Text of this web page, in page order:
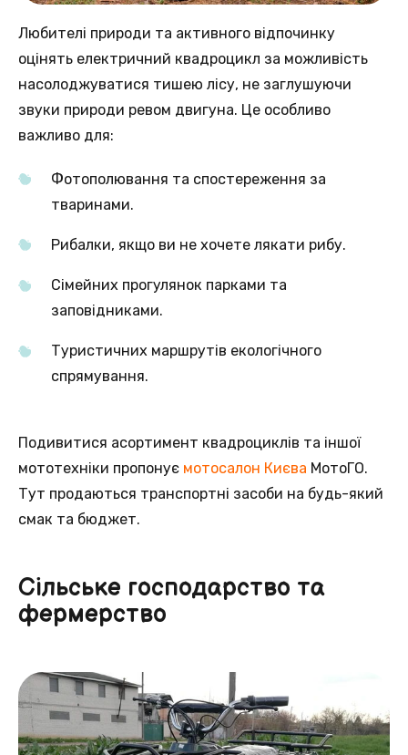
Любителі природи та активного відпочинку
оцінять електричний квадроцикл за можливість
насолоджуватися тишею лісу, не заглушуючи
звуки природи ревом двигуна. Це особливо
важливо для:
Фотополювання та спостереження за
тваринами.
Рибалки, якщо ви не хочете лякати рибу.
Сімейних прогулянок парками та
заповідниками.
Туристичних маршрутів екологічного
спрямування.
Подивитися асортимент квадроциклів та іншої
мототехніки пропонує мотосалон Києва МотоГО.
Тут продаються транспортні засоби на будь-який
смак та бюджет.
Сільське господарство та
фермерство